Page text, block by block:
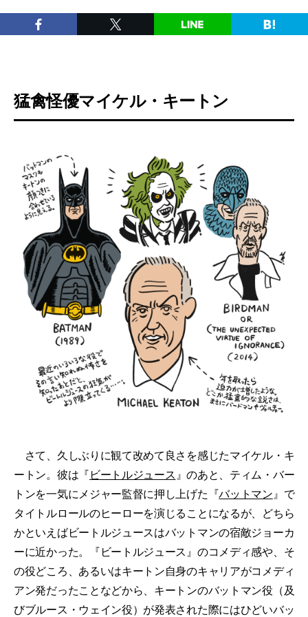
猛禽怪優マイケル・キートン
さて、久しぶりに観て改めて良さを感じたマイケル・キ
ートン。彼は『 ビートルジュース 』のあと、ティム・バー
トンを一気にメジャー監督に押し上げた『バットマン』で
タイトルロールのヒーローを演じることになるが、どちら
かといえばビートルジュースはバットマンの宿敵ジョーカ
ーに近かった。『ビートルジュース』のコメディ感や、そ
の役どころ、あるいはキートン自身のキャリアがコメディ
アン発だったことなどから、キートンのバットマン役（及
びブルース・ウェイン役）が発表された際にはひどいバッ